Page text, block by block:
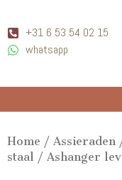
+31 6 53 54 02 15
whatsapp
Home / Assieraden
staal / Ashanger